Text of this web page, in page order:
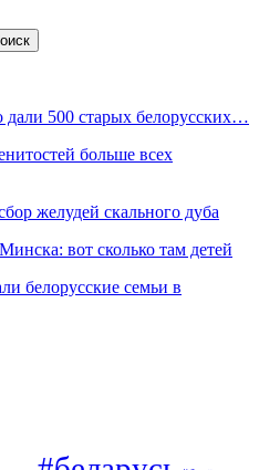
500 старых белорусских…
больше всех
желудей скального дуба
вот сколько там детей
белорусские семьи в